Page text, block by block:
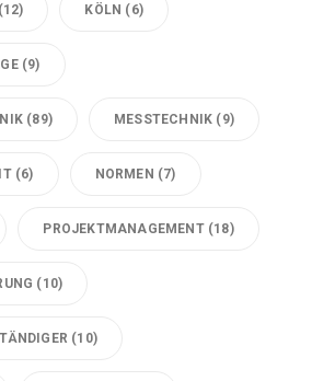
(12) KÖLN (6)
(9)
(89) MESSTECHNIK (9)
(6) NORMEN (7)
PROJEKTMANAGEMENT(18)
(10)
(10)